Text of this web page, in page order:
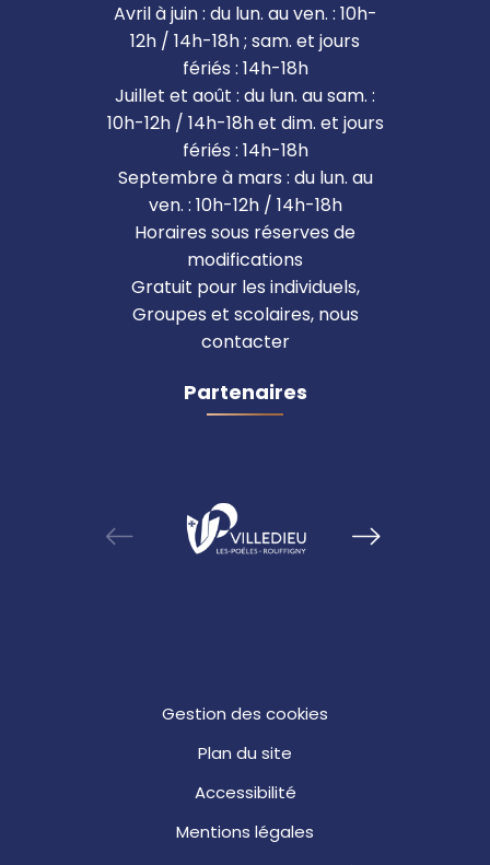
Avril à juin : du lun. au ven. : 10h-
12h / 14h-18h ; sam. et jours
fériés : 14h-18h
Juillet et août : du lun. au sam. :
10h-12h / 14h-18h et dim. et jours
fériés : 14h-18h
Septembre à mars : du lun. au
ven. : 10h-12h / 14h-18h
Horaires sous réserves de
modifications
Gratuit pour les individuels,
Groupes et scolaires, nous
contacter
Partenaires
Gestion des cookies
Plan du site
Accessibilité
Mentions légales